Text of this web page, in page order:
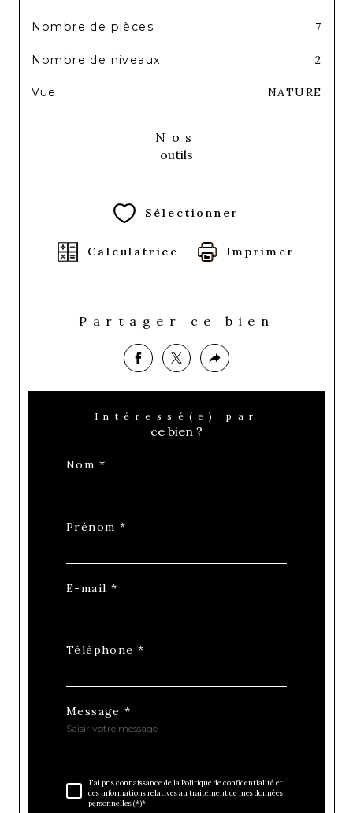
Nombre de pièces 7
Nombre de niveaux 2
Vue NATURE
Nos
outils
Sélectionner
Calculatrice Imprimer
Partager ce bien
Intéressé(e) par
ce bien ?
Nom *
Prénom *
E-mail *
Téléphone *
Message *
J'ai pris connaissance de la Politique de confidentialité et
des informations relatives au traitement de mes données
personnelles (*)*